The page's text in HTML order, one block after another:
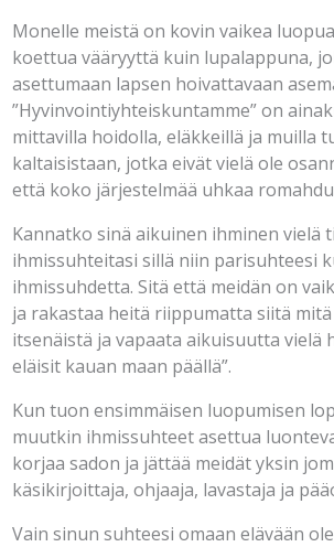
Monelle meistä on kovin vaikea
koettua vääryyttä kuin lupalappuna,
asettumaan lapsen hoivattavaan
”Hyvinvointiyhteiskuntamme” on
mittavilla hoidolla, eläkkeillä ja muilla
kaltaisistaan, jotka eivät vielä ole
että koko järjestelmää uhkaa
Kannatko sinä aikuinen ihminen vielä
ihmissuhteitasi sillä niin parisuhteesi
ihmissuhdetta. Sitä että meidän on
ja rakastaa heitä riippumatta siitä
itsenäistä ja vapaata aikuisuutta vielä
eläisit kauan maan päällä”.
Kun tuon ensimmäisen luopumisen
muutkin ihmissuhteet asettua
korjaa sadon ja jättää meidät yksin
käsikirjoittaja, ohjaaja, lavastaja ja
Vain sinun suhteesi omaan elävään